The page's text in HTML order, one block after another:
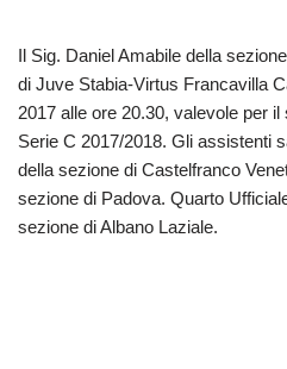
Il Sig. Daniel Amabile della
di Juve Stabia-Virtus Francavilla
2017 alle ore 20.30, valevole per
Serie C 2017/2018. Gli assistenti
della sezione di Castelfranco
sezione di Padova. Quarto
sezione di Albano Laziale.